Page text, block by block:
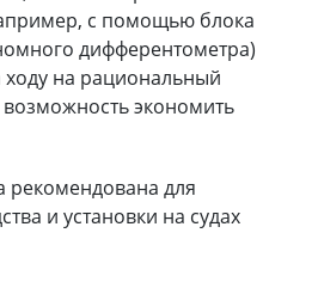
с помощью блока
дифферентометра)
ходу на рациональный
экономить
для
и установки на судах